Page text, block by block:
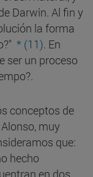
Darwin. Al fin y
la forma
* (11). En
ser un proceso
conceptos de
muy
que:
hecho
en dos